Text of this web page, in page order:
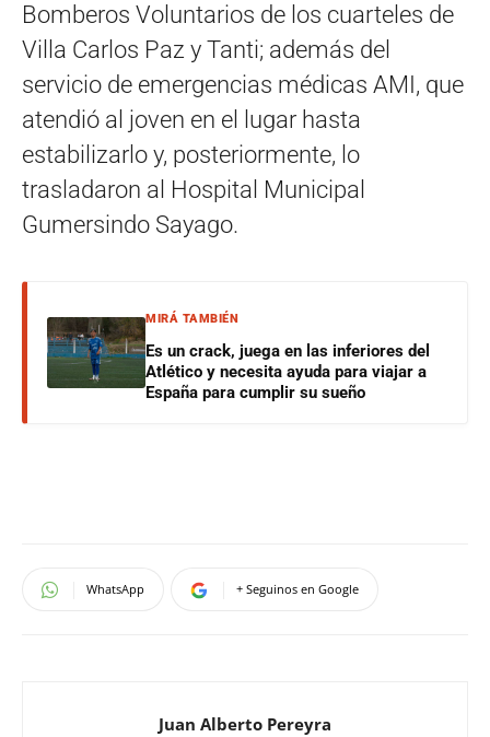
Bomberos Voluntarios de los cuarteles de
Villa Carlos Paz y Tanti; además del
servicio de emergencias médicas AMI, que
atendió al joven en el lugar hasta
estabilizarlo y, posteriormente, lo
trasladaron al Hospital Municipal
Gumersindo Sayago.
MIRÁ TAMBIÉN
Es un crack, juega en las inferiores del
Atlético y necesita ayuda para viajar a
España para cumplir su sueño
WhatsApp + Seguinos en Google
Juan Alberto Pereyra